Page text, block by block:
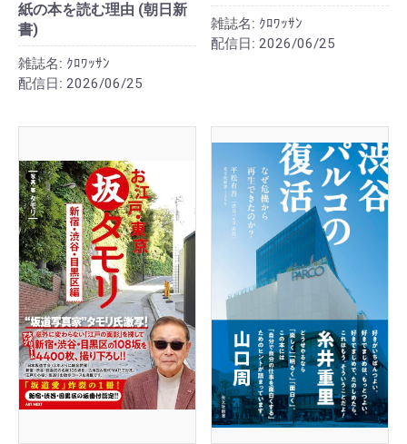
紙の本を読む理由 (朝日新
書)
雑誌名: ｸﾛﾜｯｻﾝ
配信日: 2026/06/25
雑誌名: ｸﾛﾜｯｻﾝ
配信日: 2026/06/25